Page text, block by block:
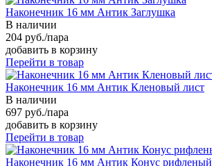
Наконечник 16 мм Антик Заглушка
В наличии
204 руб./пара
добавить в корзину
Перейти в товар
Наконечник 16 мм Антик Кленовый лист
В наличии
697 руб./пара
добавить в корзину
Перейти в товар
Наконечник 16 мм Антик Конус рифленый